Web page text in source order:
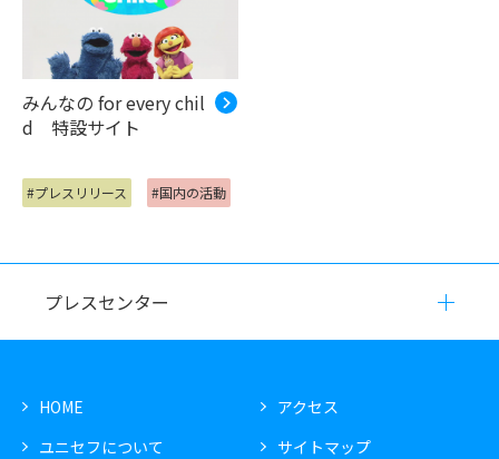
みんなの for every chil
d 特設サイト
#プレスリリース #国内の活動
プレスセンター
HOME
ユニセフについて
アクセス
サイトマップ